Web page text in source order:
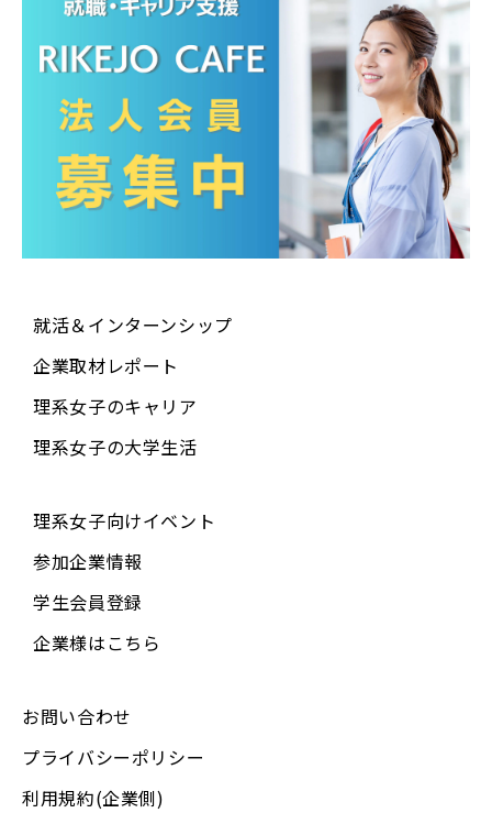
就活＆インターンシップ
企業取材レポート
理系女子のキャリア
理系女子の大学生活
理系女子向けイベント
参加企業情報
学生会員登録
企業様はこちら
お問い合わせ
プライバシーポリシー
利用規約(企業側)